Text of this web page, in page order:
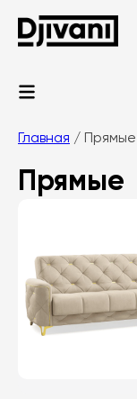
Главная /
Прямые